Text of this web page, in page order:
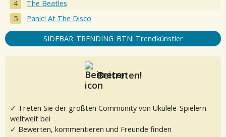
The Beatles
Panic! At The Disco
SIDEBAR_TRENDING_BTN: Trendkünstler
Beitreten!
✓ Treten Sie der größten Community von Ukulele-Spielern
weltweit bei
✓ Bewerten, kommentieren und Freunde finden